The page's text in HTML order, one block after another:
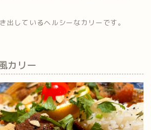
出しているヘルシーなカリーです。
カリー